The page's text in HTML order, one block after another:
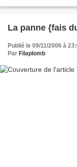
La panne {fais
Publié le 09/11/2006 à
Par Filaplomb